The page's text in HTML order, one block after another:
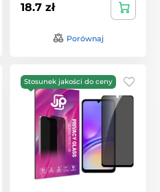
18.7 zł
Porównaj
Stosunek jakości do ceny